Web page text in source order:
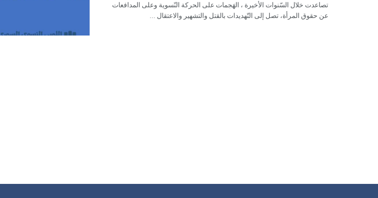
تصاعدت خلال السّنوات الأخيرة ، الهَجمات على الحركة النّسوية وعلى المدافعات
عن حقوق المرأة، تصل إلى التّهديدات بالقتل والتشهير والاعتقال ...